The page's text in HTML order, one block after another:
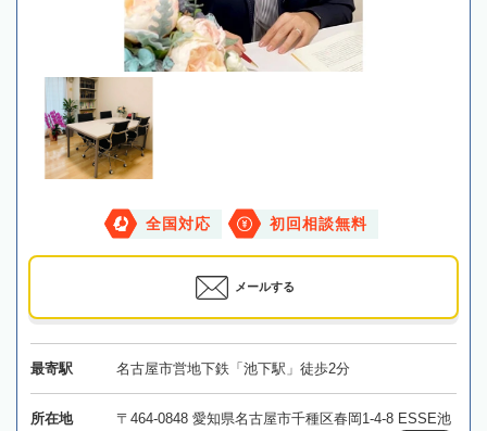
全国対応 初回相談無料
メールする
最寄駅 名古屋市営地下鉄「池下駅」徒歩2分
所在地
〒464-0848 愛知県名古屋市千種区春岡1-4-8 ESSE池